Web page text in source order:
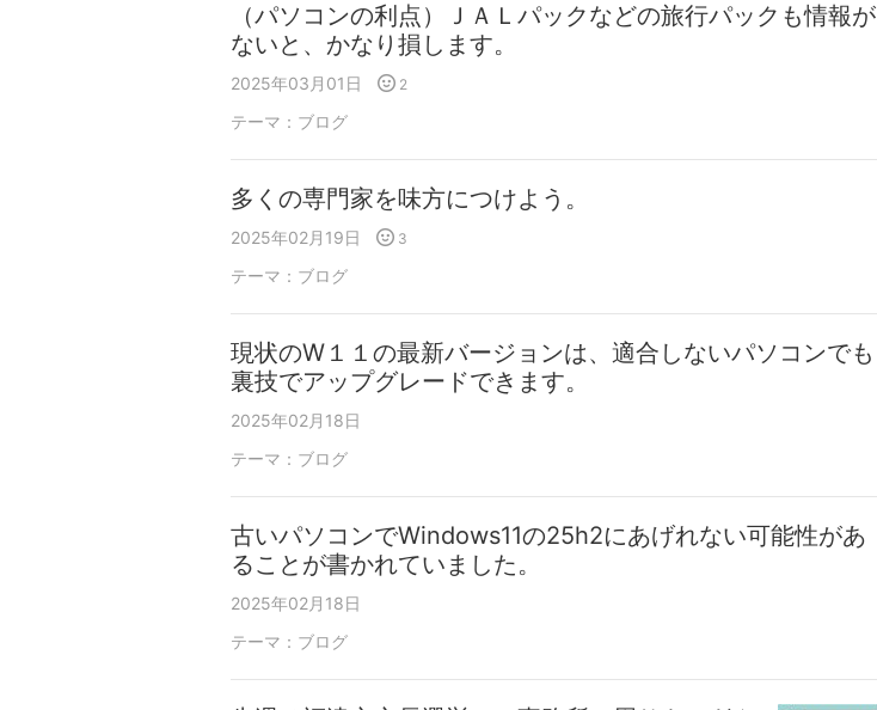
（パソコンの利点）ＪＡＬパックなどの旅行パックも情報が
ないと、かなり損します。
2025年03月01日 2
テーマ： ブログ
多くの専門家を味方につけよう。
2025年02月19日 3
テーマ： ブログ
現状のW１１の最新バージョンは、適合しないパソコンでも
裏技でアップグレードできます。
2025年02月18日
テーマ： ブログ
古いパソコンでWindows11の25h2にあげれない可能性があ
ることが書かれていました。
2025年02月18日
テーマ： ブログ